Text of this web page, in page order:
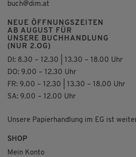
buch@dim.at
NEUE ÖFFNUNGSZEITEN
AB AUGUST FÜR
UNSERE BUCHHANDLUNG
(NUR 2.OG)
DI: 8.30 – 12.30 | 13.30 – 18.00 Uhr
DO: 9.00 – 12.30 Uhr
FR: 9.00 – 12.30 | 13.30 – 18.00 Uhr
SA: 9.00 – 12.00 Uhr
Unsere Papierhandlung im EG ist
SHOP
Mein Konto